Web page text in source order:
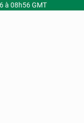
à 08h56 GMT